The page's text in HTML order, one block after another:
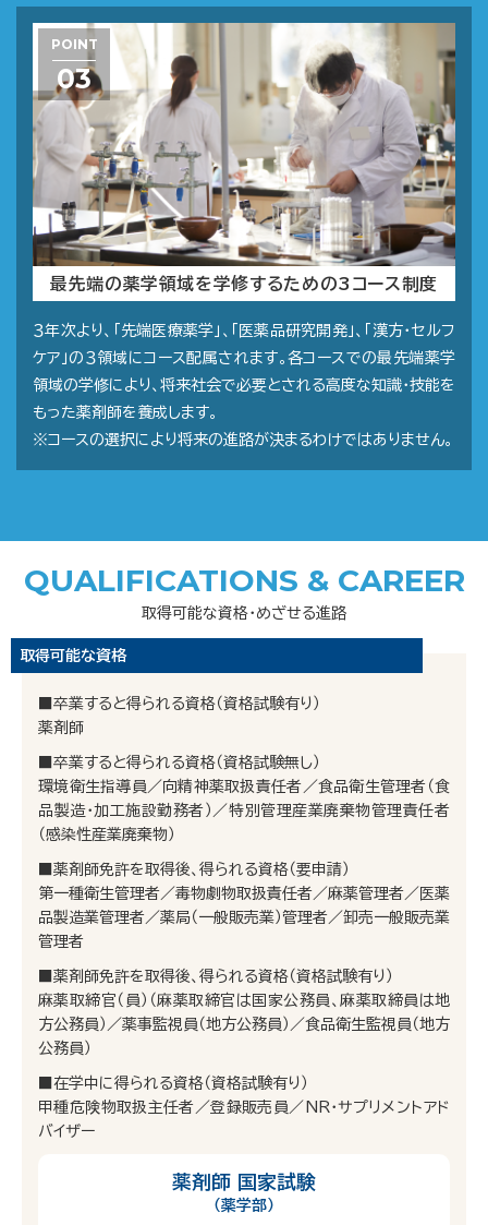
最先端の薬学領域を学修するための3コース制度
３年次より、「先端医療薬学」、「医薬品研究開発」、「漢方・セルフ
ケア」の３領域にコース配属されます。各コースでの最先端薬学
領域の学修により、将来社会で必要とされる高度な知識・技能を
もった薬剤師を養成します。
※コースの選択により将来の進路が決まるわけではありません。
QUALIFICATIONS & CAREER
取得可能な資格・めざせる進路
取得可能な資格
■卒業すると得られる資格（資格試験有り）
薬剤師
■卒業すると得られる資格（資格試験無し）
環境衛生指導員／向精神薬取扱責任者／食品衛生管理者（食
品製造・加工施設勤務者）／特別管理産業廃棄物管理責任者
（感染性産業廃棄物）
■薬剤師免許を取得後、得られる資格（要申請）
第一種衛生管理者／毒物劇物取扱責任者／麻薬管理者／医薬
品製造業管理者／薬局（一般販売業）管理者／卸売一般販売業
管理者
■薬剤師免許を取得後、得られる資格（資格試験有り）
麻薬取締官（員）（麻薬取締官は国家公務員、麻薬取締員は地
方公務員）／薬事監視員（地方公務員）／食品衛生監視員（地方
公務員）
■在学中に得られる資格（資格試験有り）
甲種危険物取扱主任者／登録販売員／NR・サプリメントアド
バイザー
薬剤師 国家試験
（薬学部）